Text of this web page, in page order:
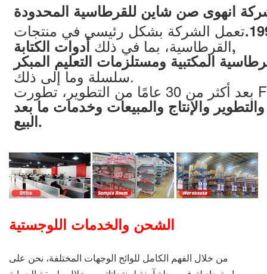
انهوى صن شاين للقرطاسية المحدودة
تعمل الشركة بشكل رئيسي في منتجات
القرطاسية، بما في ذلكأدوات الكتابة,
المكتبية ومستلزمات التعليم المبكر
سلسلة وما إلى ذلك.
بعد أكثر من 30 عامًا من التطوير، تطورت Foska لتصبح مؤسسة
والإنتاج والمبيعات وخدمات ما بعد
البيع.
الشحن والخدمات اللوجستية
من خلال الفهم الكامل للوائح الوجهات المختلفة، نحن على